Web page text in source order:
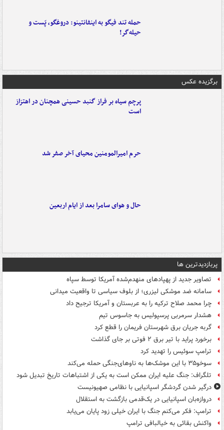
حمله تند فیگو به اینفانتینو: دروغگو، پَست‌ و
حیله‌گر!
برگزیده عکس
پرچم سیاه بر فراز گنبد حسینی همچنان در اهتزاز
است
حرم امیرالمومنین محیای آخر صفر شد
حال و هوای سامرا بعد از ایام اربعین
پربازدیدترین ها
تصاویر جدید از پهپادهای منهدم‌شده آمریکا توسط سپاه
سامانه ضد موشکی لیزری؛ از بلوف سیاسی تا واقعیت میدانی
چرا محمد صلاح ترکیه را به عربستان و آمریکا ترجیح داد
هشدار سرمربی پرسپولیس به جاسوس تیم
گربه جریان برق شهرستان فریمان را قطع کرد
برخورد پراید با تیر برق ۲ فوتی بر جای گذاشت
ترامپ سوئیس را تهدید کرد
سوخو۳۵ با این موشک‌ها به ناوهای‌جنگی حمله می‌کند
تلگراف: جنگ علیه ایران ممکن است به یکی از اشتباهات تاریخ تبدیل شود
درگیر شدن گردشگر اسپانیایی با نظامی صهیونیست
دروازه‌بان اسپانیایی در یک‌قدمی بازگشت به استقلال
ترامپ: فکر می‌کنم جنگ با ایران خیلی زود پایان می‌یابد
واکنش بقائی به خیالبافی ترامپ